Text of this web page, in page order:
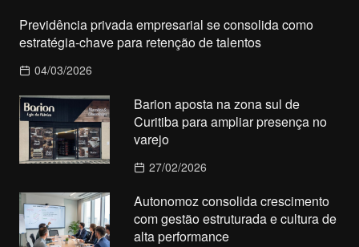
Previdência privada empresarial se consolida como
estratégia-chave para retenção de talentos
04/03/2026
Barion aposta na zona sul de
Curitiba para ampliar presença no
varejo
27/02/2026
Autonomoz consolida crescimento
com gestão estruturada e cultura de
alta performance